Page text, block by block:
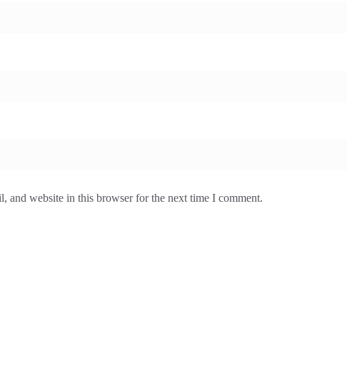
and website in this browser for the next time I comment.